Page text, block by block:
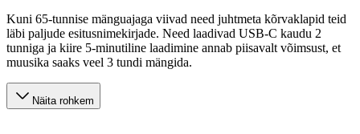
Kuni 65-tunnise mänguajaga viivad need juhtmeta kõrvaklapid teid
läbi paljude esitusnimekirjade. Need laadivad USB-C kaudu 2
tunniga ja kiire 5-minutiline laadimine annab piisavalt võimsust, et
muusika saaks veel 3 tundi mängida.
Näita rohkem